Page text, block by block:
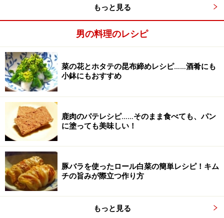
り分けられたものがちょうどよい。塩とこしょうを振り
かけて、あらかじめ下味をつけておく。ちなみにスペア
リブが無い場合は、チキンでも代用可能。
もっと見る
男の料理のレシピ
菜の花とホタテの昆布締めレシピ……酒肴にも
小鉢にもおすすめ
鹿肉のパテレシピ……そのまま食べても、パン
に塗っても美味しい！
豚バラを使ったロール白菜の簡単レシピ！キム
チの旨みが際立つ作り方
もっと見る